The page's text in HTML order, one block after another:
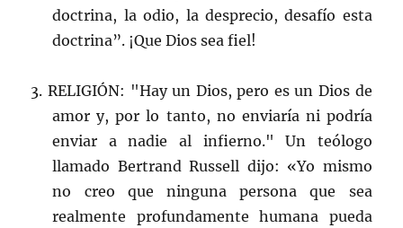
doctrina, la odio, la desprecio, desafío esta
doctrina”. ¡Que Dios sea fiel!
3. RELIGIÓN: "Hay un Dios, pero es un Dios de
amor y, por lo tanto, no enviaría ni podría
enviar a nadie al infierno." Un teólogo
llamado Bertrand Russell dijo: «Yo mismo
no creo que ninguna persona que sea
realmente profundamente humana pueda